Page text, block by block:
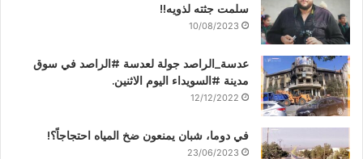
سلمت جثته لذويه!!
10/08/2023
عدسة_الراصد جولة لعدسة #الراصد في سوق
مدينة #السويداء اليوم الاثنين.
12/12/2022
في دوما، شبان يمنعون ضخ المياه احتجاجاً؟!
23/06/2023